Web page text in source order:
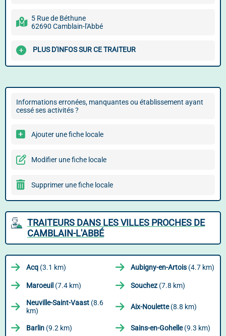
5 Rue de Béthune
62690 Camblain-l'Abbé
PLUS D'INFOS SUR CE TRAITEUR
Informations erronées, manquantes ou établissement ayant
cessé ses activités ?
Ajouter une fiche locale
Modifier une fiche locale
Supprimer une fiche locale
TRAITEURS DANS LES VILLES PROCHES DE
CAMBLAIN-L'ABBÉ
Acq (3.1 km) Aubigny-en-Artois (4.7 km)
Maroeuil (7.4 km) Souchez (7.8 km)
Neuville-Saint-Vaast (8.6
km)
Aix-Noulette(8.8 km)
Barlin (9.2 km) Sains-en-Gohelle(9.3 km)